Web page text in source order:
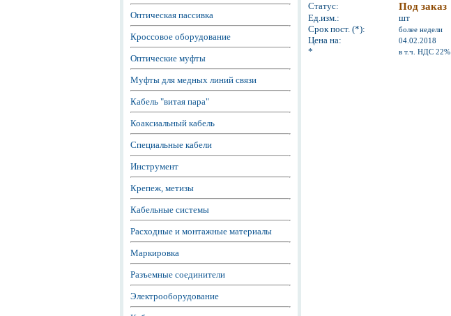
Оптическая пассивка
Кроссовое оборудование
Оптические муфты
Муфты для медных линий связи
Кабель "витая пара"
Коаксиальный кабель
Специальные кабели
Инструмент
Крепеж, метизы
Кабельные системы
Расходные и монтажные материалы
Маркировка
Разъемные соединители
Электрооборудование
Статус: Под заказ
Ед.изм.:
шт
Срок пост. (*):
более недели
Цена на: 04.02.2018
* в т.ч. НДС 22%